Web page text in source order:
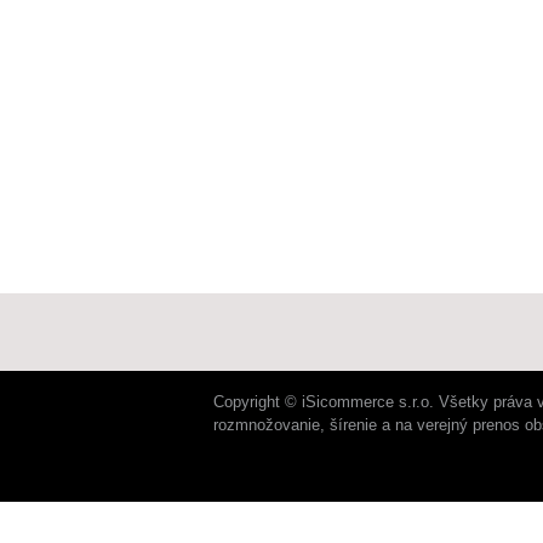
Copyright © iSicommerce s.r.o. Všetky práva
rozmnožovanie, šírenie a na verejný prenos